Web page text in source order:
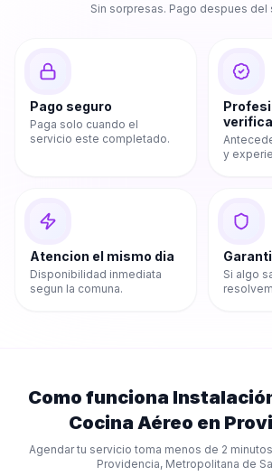
Sin sorpresas. Pago despues del
Pago seguro
Paga solo cuando el
servicio este completado.
y
Atencion el mismo dia
Disponibilidad inmediata
segun la comuna.
Si algo
Como funciona
Cocina Aéreo en
Agendar tu servicio toma menos de 2
Providencia, Metropolitana de